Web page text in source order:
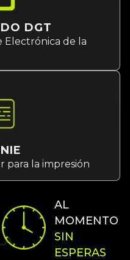
DGT
Electrónica de la
para la impresión
AL
MOMENTO
SIN
ESPERAS